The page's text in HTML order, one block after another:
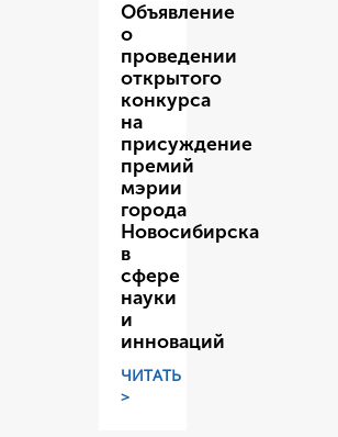
Объявление
о
проведении
открытого
конкурса
на
присуждение
премий
мэрии
города
Новосибирска
в
сфере
науки
и
инноваций
ЧИТАТЬ
>